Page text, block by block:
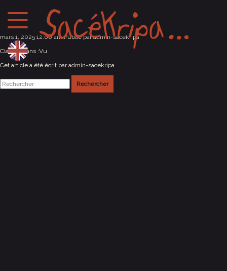
Saint-Herblain (44)
mars 1, 2025 12:00 am Publié paradmin-sacekripa
Classés dans :Vu
Cet article a été écrit par admin-sacekripa
Rechercher